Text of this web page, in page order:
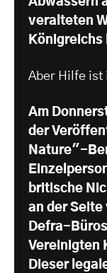
veralteten
Aber Hilfe ist
Am
der
Nature"-
britische
an der Seite
Defra-
Vereinigten
Dieser